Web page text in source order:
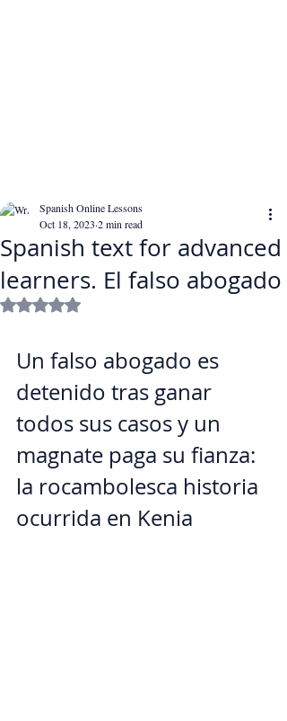
Spanish text for advanced
learners. El falso abogado
Spanish Online Lessons
Oct 18, 2023 2 min read
Rated NaN out of 5 stars.
Un falso abogado es
detenido tras ganar
todos sus casos y un
magnate paga su fianza:
la rocambolesca historia
ocurrida en Kenia